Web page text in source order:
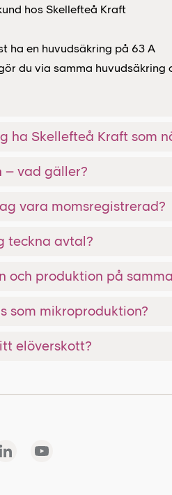
hos Skellefteå Kraft
ha en huvudsäkring på 63 A
du via samma huvudsäkring
ha Skellefteå Kraft som
– vad gäller?
vara momsregistrerad?
teckna avtal?
och produktion på
som mikroproduktion?
elöverskott?